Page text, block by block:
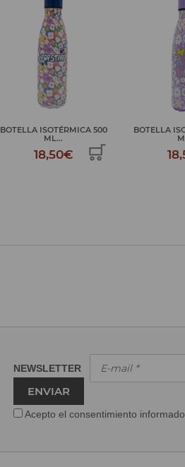
BOTELLA ISOTÉRMICA 500
ML...
18,50€
BOTELLA
NEWSLETTER
ENVIAR
Acepto el consentimiento